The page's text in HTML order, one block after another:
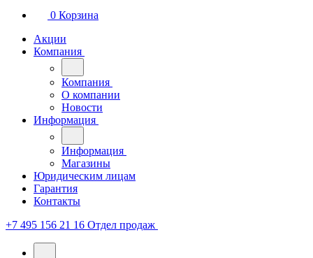
0 Корзина
Акции
Компания
Компания
О компании
Новости
Информация
Информация
Магазины
Юридическим лицам
Гарантия
Контакты
+7 495 156 21 16 Отдел продаж